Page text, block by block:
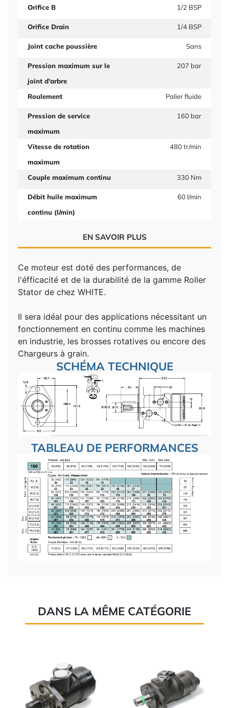
Orifice B 1/2 BSP
Orifice Drain 1/4 BSP
Joint cache poussière Sans
Pression maximum sur le
joint d'arbre
207 bar
Roulement Palier fluide
Pression de service
maximum
160 bar
Vitesse de rotation
maximum
480 tr/min
Couple maximum continu 330 Nm
Débit huile maximum
continu (l/min)
60 l/min
EN SAVOIR PLUS
Ce moteur est doté des performances, de
l'éfficacité et de la durabilité de la gamme Roller
Stator de chez WHITE.
Il sera idéal pour des applications nécessitant un
fonctionnement en continu comme les machines
en industrie, les brosses rotatives ou encore des
Chargeurs à grain.
SCHÉMA TECHNIQUE
TABLEAU DE PERFORMANCES
DANS LA MÊME CATÉGORIE